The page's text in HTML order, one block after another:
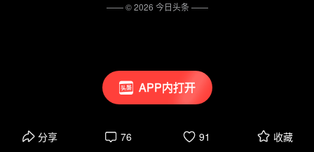
APP内打开
分享 76 91 收藏
—— ©2026 今日头条——